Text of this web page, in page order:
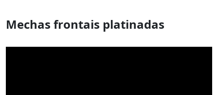
Mechas frontais platinadas